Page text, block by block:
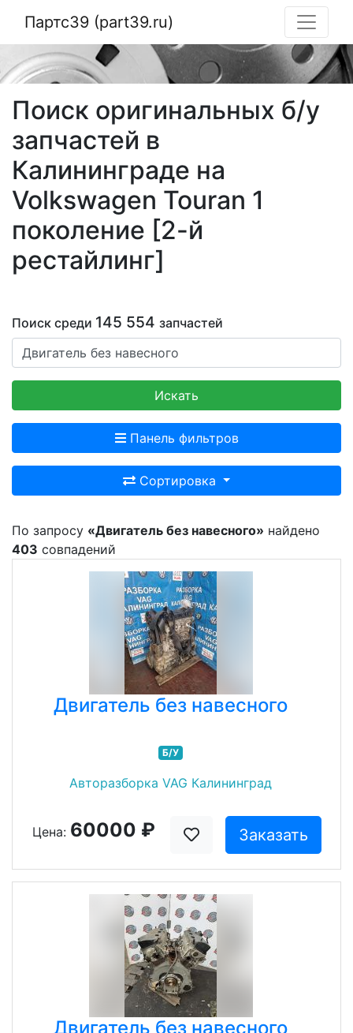
Партс39 (part39.ru)
Поиск оригинальных б/у
запчастей в
Калининграде на
Volkswagen Touran 1
поколение [2-й
рестайлинг]
Поиск среди 145 554 запчастей
Искать
Панель фильтров
Сортировка
По запросу «Двигатель без навесного» найдено
403 совпадений
Двигатель без навесного
Б/У
Авторазборка VAG Калининград
Цена: 60000 ₽ Заказать
Двигатель без навесного